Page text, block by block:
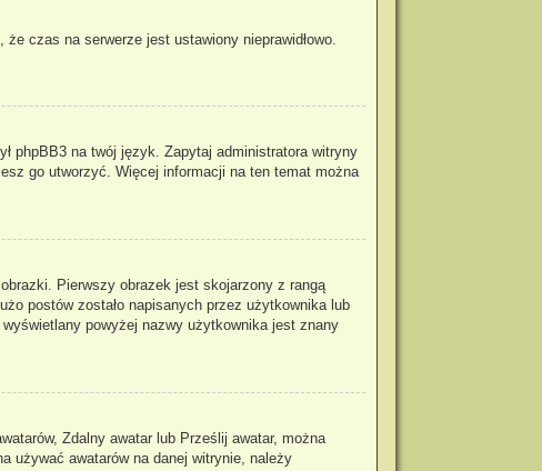
czas na serwerze jest ustawiony nieprawidłowo.
phpBB3 na twój język. Zapytaj administratora witryny
go utworzyć. Więcej informacji na ten temat można
Pierwszy obrazek jest skojarzony z rangą
postów zostało napisanych przez użytkownika lub
powyżej nazwy użytkownika jest znany
Zdalny awatar lub Prześlij awatar, można
używać awatarów na danej witrynie, należy